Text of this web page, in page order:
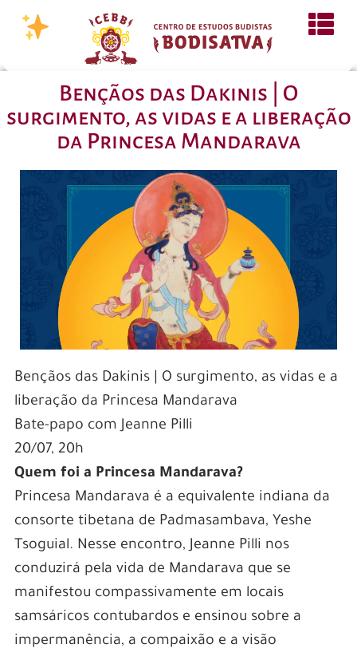
Bençãos das Dakinis | O
surgimento, as vidas e a liberação
da Princesa Mandarava
Bençãos das Dakinis | O surgimento, as vidas e a
liberação da Princesa Mandarava
Bate-papo com Jeanne Pilli
20/07, 20h
Quem foi a Princesa Mandarava?
Princesa Mandarava é a equivalente indiana da
consorte tibetana de Padmasambava, Yeshe
Tsoguial. Nesse encontro, Jeanne Pilli nos
conduzirá pela vida de Mandarava que se
manifestou compassivamente em locais
samsáricos contubardos e ensinou sobre a
impermanência, a compaixão e a visão